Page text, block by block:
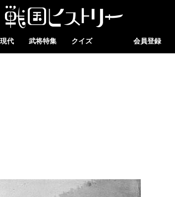
代 武将特集 クイズ 会員登録